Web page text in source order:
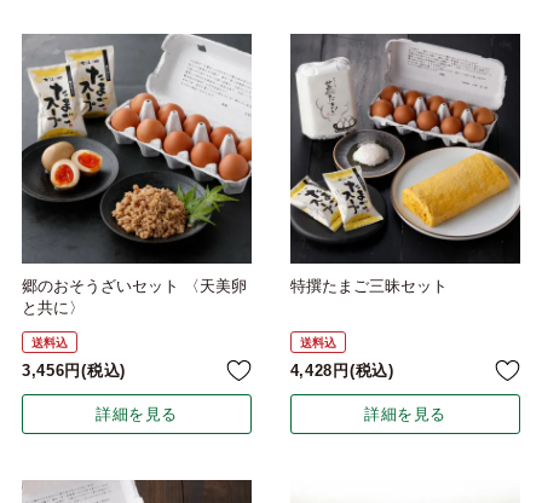
郷のおそうざいセット 〈天美卵
と共に〉
送料込
3,456 税込
詳細を見る
特撰たまご三昧セット
送料込
4,428 税込
詳細を見る